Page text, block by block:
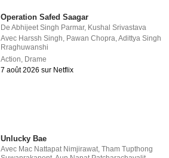
Operation Safed Saagar
DeAbhijeet Singh Parmar, Kushal Srivastava
Avec Harssh Singh Pawan Chopra ,Adittya Singh
Rraghuwanshi
Action Drame
7 août 2026 sur Netflix
Unlucky Bae
Avec Mac Nattapat Nimjirawat,Tham Tupthong